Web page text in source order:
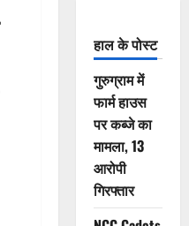
हाल के पोस्ट
गुरुग्राम में
फार्म हाउस
पर कब्जे का
मामला, 13
आरोपी
गिरफ्तार